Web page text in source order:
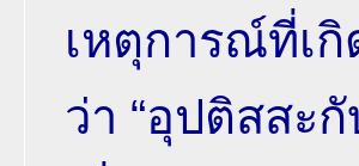
เหตุการณ์ที่เ
ว่า “อุปติสสะ